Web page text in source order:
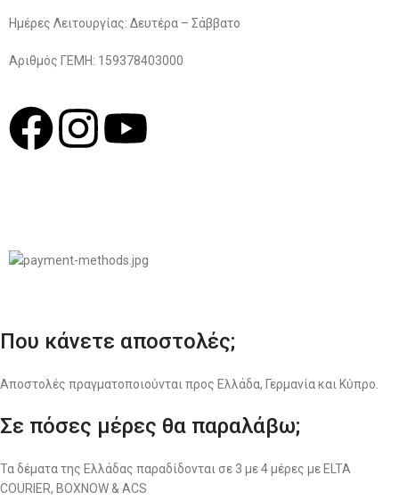
Ημέρες Λειτουργίας: Δευτέρα – Σάββατο
Αριθμός ΓΕΜΗ: 159378403000
Που κάνετε αποστολές;
Αποστολές πραγματοποιούνται προς Ελλάδα, Γερμανία και Κύπρο.
Σε πόσες μέρες θα παραλάβω;
Τα δέματα της Ελλάδας παραδίδονται σε 3 με 4 μέρες με ELTA
COURIER, BOXNOW & ACS